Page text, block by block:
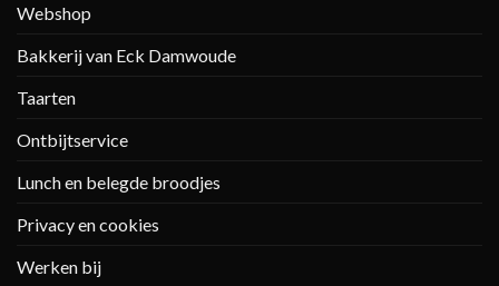
Webshop
Bakkerij van Eck Damwoude
Taarten
Ontbijtservice
Lunch en belegde broodjes
Privacy en cookies
Werken bij